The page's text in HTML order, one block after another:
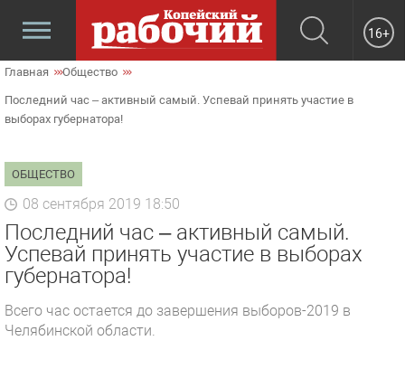
16+
Главная Общество
Последний час – активный самый. Успевай принять участие в
выборах губернатора!
ОБЩЕСТВО
08 сентября 2019 18:50
Последний час – активный самый.
Успевай принять участие в выборах
губернатора!
Всего час остается до завершения выборов-2019 в
Челябинской области.